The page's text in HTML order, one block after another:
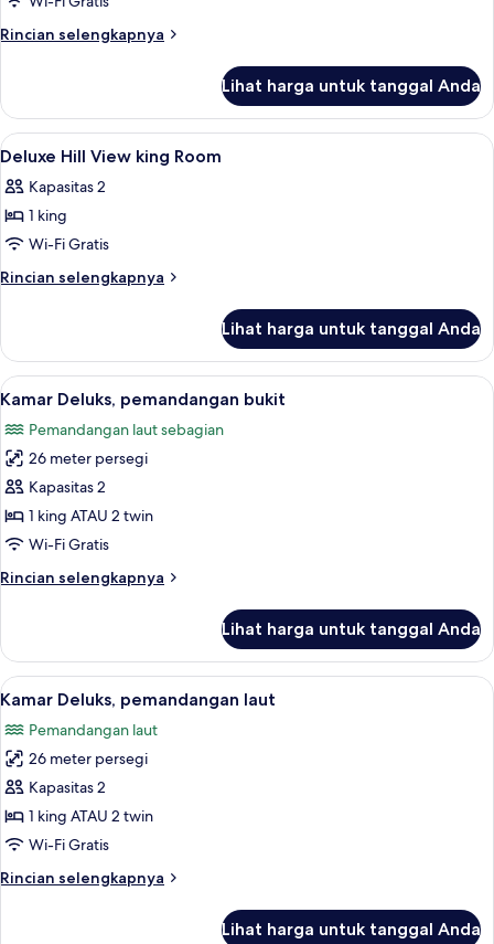
Double
Rincian selengkapnya
Rincian
Deluxe
Double
Room(Hill
Lihat harga untuk tanggal Anda
Lihat
semua
foto
untuk
Deluxe
Hill
Room
Minibar, brankas, meja kerja, dan Wi-
3
Deluxe Hill View king Room
Kapasitas 2
1 king
Wi-Fi Gratis
Rincian selengkapnya
Rincian
Deluxe
Hill
View
Room
Lihat harga untuk tanggal Anda
Lihat
semua
foto
untuk
Kamar
Deluks,
pemandangan
Kamar Deluks, pemandangan bukit |
3
Kamar Deluks, pemandangan bukit
Pemandangan laut sebagian
26 meter persegi
Kapasitas 2
1 king ATAU 2 twin
Wi-Fi Gratis
Rincian selengkapnya
Rincian
Kamar
Deluks,
pemandangan
Lihat harga untuk tanggal Anda
Lihat
semua
foto
untuk
Kamar
Deluks,
pemandangan
Kamar Deluks, pemandangan laut |
3
Kamar Deluks, pemandangan laut
Pemandangan laut
26 meter persegi
Kapasitas 2
1 king ATAU 2 twin
Wi-Fi Gratis
Rincian selengkapnya
Rincian
Lihat harga untuk tanggal Anda